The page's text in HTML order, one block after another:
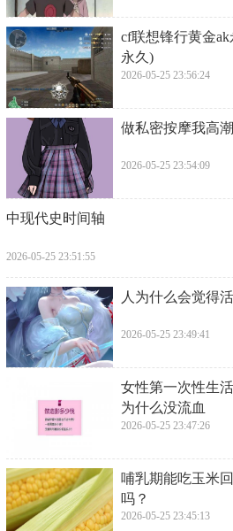
​cf联想锋行黄金
永久)
2026-05-25 23:56:24
做私密按摩我高
2026-05-25 23:54:09
​中现代史时间轴
2026-05-25 23:51:55
人为什么会觉得
2026-05-25 23:49:41
女性第一次性生
为什么没流血
2026-05-25 23:47:26
哺乳期能吃玉米
吗？
2026-05-25 23:45:13